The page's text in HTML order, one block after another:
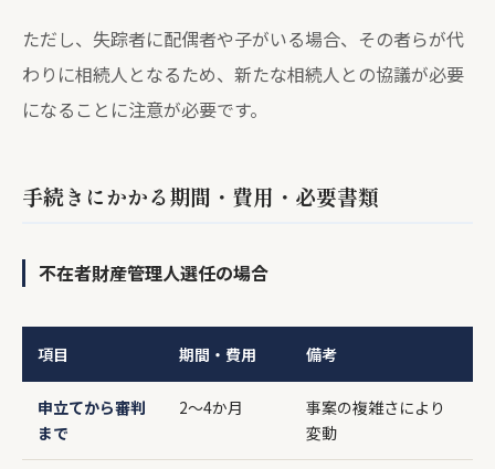
ただし、失踪者に配偶者や子がいる場合、その者らが代
わりに相続人となるため、新たな相続人との協議が必要
になることに注意が必要です。
手続きにかかる期間・費用・必要書類
不在者財産管理人選任の場合
項目 期間・費用 備考
申立てから審判
まで
2〜4か月
事案の複雑さにより
変動